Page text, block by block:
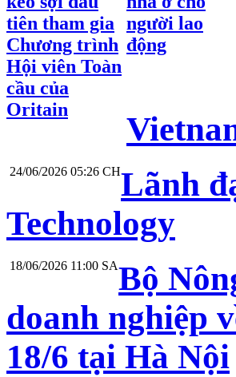
tiên tham gia
Chương trình
Hội viên Toàn
cầu của
Oritain
người lao
động
24/06/2026 05:26 CHLãnh
Technology
18/06/2026 11:00 SABộ
doanh nghiệp
18/6 tại Hà Nội